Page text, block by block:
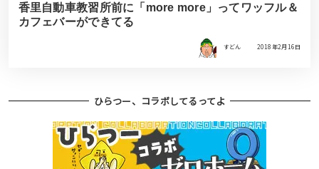
香里自動車教習所前に「more more」ってワッフル＆
カフェバーができてる
すどん 2018年2月16日
ひらつー、コラボしてるってよ